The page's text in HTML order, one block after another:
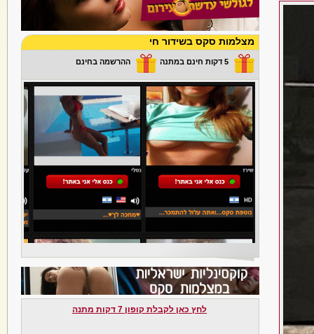
מצלמות סקס בשידור חי
5 דקות חינם במתנה ההרשמה בחינם
לחץ כאן לקבלת קופון 7 דקות מתנה